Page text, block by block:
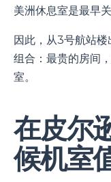
美洲休息室是最早
因此，从3号航站
组合：最贵的房间
室。
在皮尔
候机室